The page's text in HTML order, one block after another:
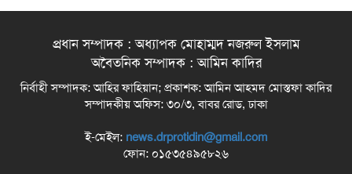
প্রধান সম্পাদক : অধ্যাপক মোহাম্মদ নজরুল ইসলাম
অবৈতনিক সম্পাদক : আমিন কাদির
নির্বাহী সম্পাদক: আহির ফাহিয়ান; প্রকাশক: আমিন আহমদ মোস্তফা কাদির
সম্পাদকীয় অফিস: ৩০/৩, বাবর রোড, ঢাকা
ই-মেইল: news.drprotidin@gmail.com
ফোন: ০১৫৩৫৪৯৫৮২৬